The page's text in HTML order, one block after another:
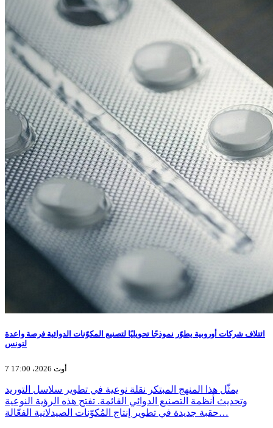
ائتلاف شركات أوروبية يطوّر نموذجًا تحويليًا لتصنيع المكوّنات الدوائية فرصة واعدة
لتونس
7 أوت 2026، 17:00
يمثّل هذا المنهج المبتكر نقلة نوعية في تطوير سلاسل التوريد
وتحديث أنظمة التصنيع الدوائي القائمة. تفتح هذه الرؤية النوعية
حقبة جديدة في تطوير إنتاج المُكوّنات الصيدلانية الفعّالة…